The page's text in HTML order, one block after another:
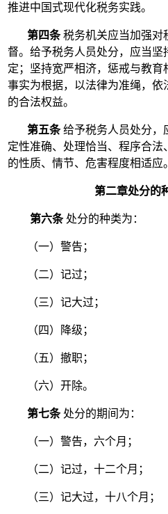
推进中国式现代化税务实践。
第四条税务机关应当加强对
督。给予税务人员处分，应当坚
定；坚持宽严相济，惩戒与教
事实为根据，以法律为准绳，依
的合法权益。
第五条给予税务人员处分，
定性准确、处理恰当、程序合
的性质、情节、危害程度相适应。
第二章处分的
第六条处分的种类为：
（一）警告；
（二）记过；
（三）记大过；
（四）降级；
（五）撤职；
（六）开除。
第七条处分的期间为：
（一）警告，六个月；
（二）记过，十二个月；
（三）记大过，十八个月；